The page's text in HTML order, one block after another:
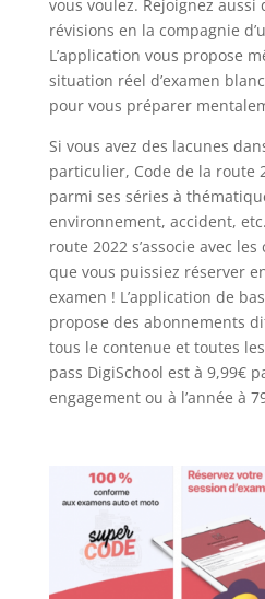
vous voulez. Rejoignez aussi
révisions en la compagnie
L’application vous propose
situation réel d’examen
pour vous préparer
Si vous avez des lacunes
particulier, Code de la route
parmi ses séries à
environnement, accident,
route 2022 s’associe avec
que vous puissiez réserver
examen ! L’application de
propose des abonnements
tous le contenue et toutes
pass DigiSchool est à 9,99€
engagement ou à l’année à